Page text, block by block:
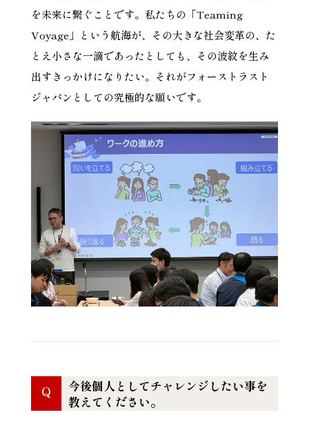
を未来に繋ぐことです。私たちの「Teaming
Voyage」という航海が、その大きな社会変革の、た
とえ小さな一滴であったとしても、その波紋を生み
出すきっかけになりたい。それがフォーストラスト
ジャパンとしての究極的な願いです。
Q
今後個人としてチャレンジしたい事を
教えてください。